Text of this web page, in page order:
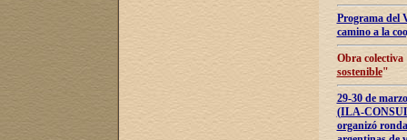
Programa del
camino a la
Obra
sostenible"
29-30 de
(ILA-
organizó